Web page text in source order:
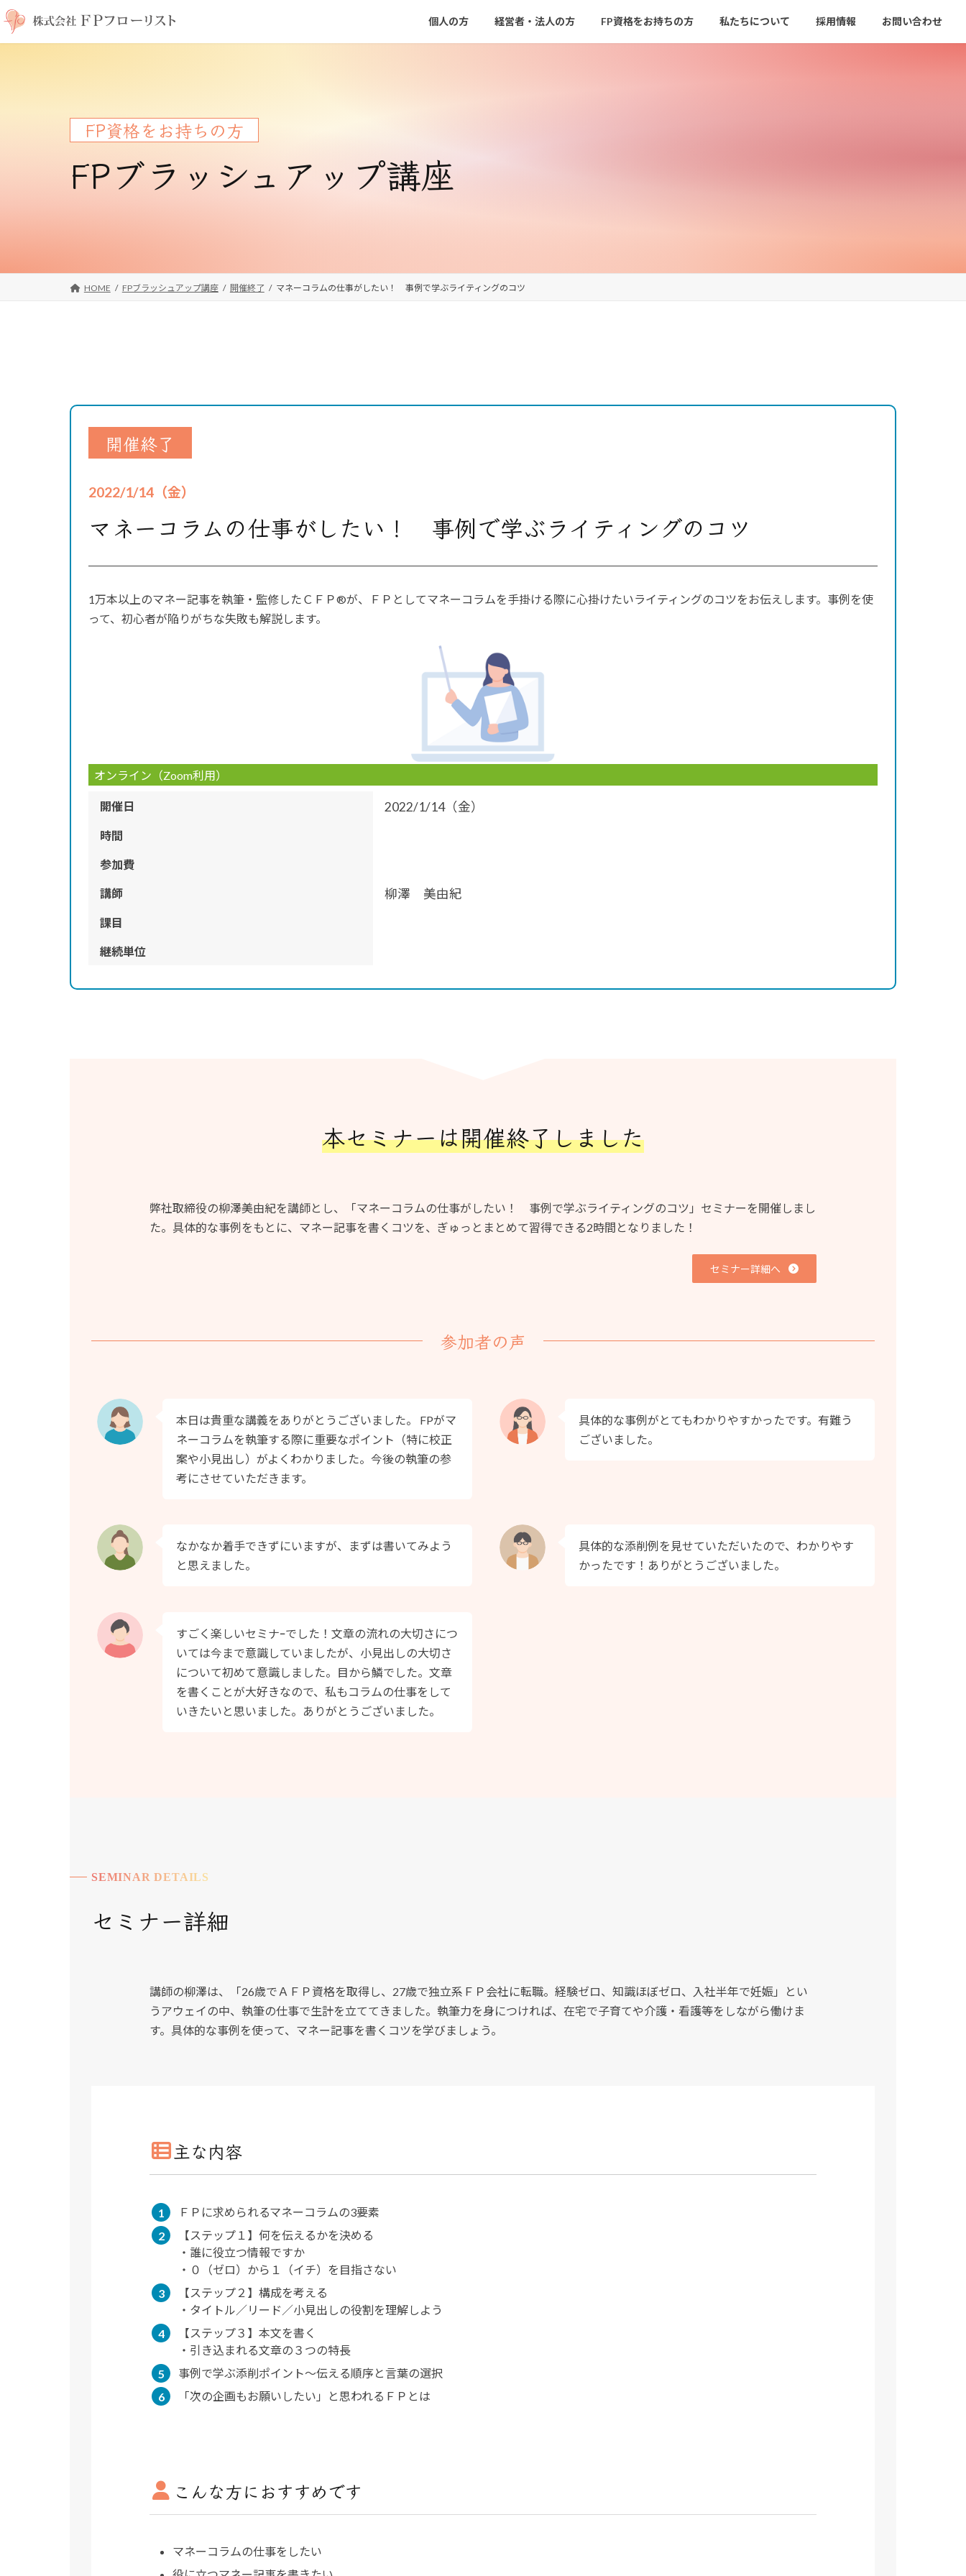
コ
ン
テ
ナ
ビ
ゲ
個人の方 経営者・法人の方 FP資格をお持ちの方 私たちについて 採用情報 お問い合わせ
FP資格をお持ちの方
FPブラッシュアップ講座
HOME FPブラッシュアップ講座 開催終了 マネーコラムの仕事がしたい！ 事例で学ぶライティングのコツ
開催終了
2022/1/14（金）
マネーコラムの仕事がしたい！ 事例で学ぶライティングのコツ
1万本以上のマネー記事を執筆・監修したＣＦＰ®が、ＦＰとしてマネーコラムを手掛ける際に心掛けたいライティングのコツをお伝えします。事例を使
って、初心者が陥りがちな失敗も解説します。
オンライン（Zoom利用）
開催日 2022/1/14（金）
時間
参加費
講師 柳澤 美由紀
課目
継続単位
本セミナーは開催終了しました
弊社取締役の柳澤美由紀を講師とし、「マネーコラムの仕事がしたい！ 事例で学ぶライティングのコツ」セミナーを開催しまし
た。具体的な事例をもとに、マネー記事を書くコツを、ぎゅっとまとめて習得できる2時間となりました！
セミナー詳細へ
参加者の声
本日は貴重な講義をありがとうございました。 FPがマ
ネーコラムを執筆する際に重要なポイント（特に校正
案や小見出し）がよくわかりました。今後の執筆の参
考にさせていただきます。
具体的な事例がとてもわかりやすかったです。有難う
ございました。
なかなか着手できずにいますが、まずは書いてみよう
と思えました。
具体的な添削例を見せていただいたので、わかりやす
かったです！ありがとうございました。
すごく楽しいセミナｰでした！文章の流れの大切さにつ
いては今まで意識していましたが、小見出しの大切さ
について初めて意識しました。目から鱗でした。文章
を書くことが大好きなので、私もコラムの仕事をして
いきたいと思いました。ありがとうございました。
SEMINAR DETAILS
セミナー詳細
講師の柳澤は、「26歳でＡＦＰ資格を取得し、27歳で独立系ＦＰ会社に転職。経験ゼロ、知識ほぼゼロ、入社半年で妊娠」とい
うアウェイの中、執筆の仕事で生計を立ててきました。執筆力を身につければ、在宅で子育てや介護・看護等をしながら働けま
す。具体的な事例を使って、マネー記事を書くコツを学びましょう。
主な内容
ＦＰに求められるマネーコラムの3要素
【ステップ１】何を伝えるかを決める
・誰に役立つ情報ですか
・０（ゼロ）から１（イチ）を目指さない
【ステップ２】構成を考える
・タイトル／リード／小見出しの役割を理解しよう
【ステップ３】本文を書く
・引き込まれる文章の３つの特長
事例で学ぶ添削ポイント～伝える順序と言葉の選択
「次の企画もお願いしたい」と思われるＦＰとは
こんな方におすすめです
マネーコラムの仕事をしたい